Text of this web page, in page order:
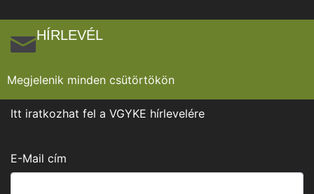
HÍRLEVÉL
Megjelenik minden csütörtökön
Itt iratkozhat fel a VGYKE hírlevelére
E-Mail cím